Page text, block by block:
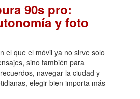
90s pro:
y foto
el que el móvil ya no sirve solo
sino también para
navegar la ciudad y
elegir bien importa más